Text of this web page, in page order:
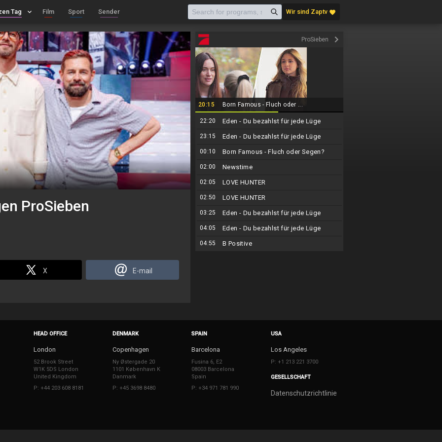
Tag keyboard_arrow_down Film Sport Sender Wir sind Zaptv favorite
ProSieben
X E-mail
ProSieben keyboard_arrow_right
20:15 Born Famous - Fluch oder ...
22:20 Eden - Du bezahlst für jede Lüge
23:15 Eden - Du bezahlst für jede Lüge
00:10 Born Famous - Fluch oder Segen?
02:00 Newstime
02:05 LOVE HUNTER
02:50 LOVE HUNTER
03:25 Eden - Du bezahlst für jede Lüge
04:05 Eden - Du bezahlst für jede Lüge
04:55 B Positive
HEAD OFFICE
London
52 Brook Street
W1K 5DS London
United Kingdom
P: +44 203 608 8181
DENMARK
Copenhagen
Ny Østergade 20
1101 København K
Danmark
P: +45 3698 8480
SPAIN
Barcelona
Fusina 6, E2
08003 Barcelona
Spain
P: +34 971 781 990
USA
Los Angeles
P: +1 213 221 3700
GESELLSCHAFT
Datenschutzrichtlinie